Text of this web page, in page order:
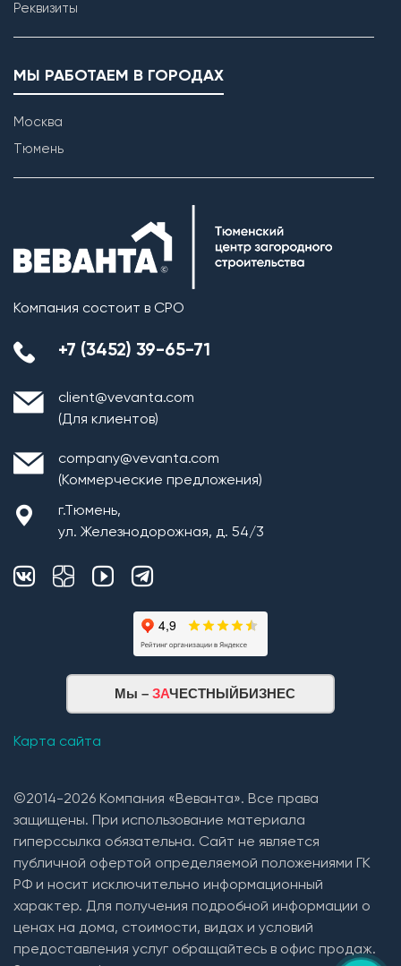
Реквизиты
МЫ РАБОТАЕМ В ГОРОДАХ
Москва
Тюмень
Компания состоит в СРО
+7 (3452) 39-65-71
client@vevanta.com
(Для клиентов)
company@vevanta.com
(Коммерческие предложения)
г.Тюмень,
ул. Железнодорожная, д. 54/3
Мы – ЗАЧЕСТНЫЙБИЗНЕС
Карта сайта
©2014-2026 Компания «Веванта». Все права
защищены. При использование материала
гиперссылка обязательна. Сайт не является
публичной офертой определяемой положениями ГК
РФ и носит исключительно информационный
характер. Для получения подробной информации о
ценах на дома, стоимости, видах и условий
предоставления услуг обращайтесь в офис продаж.